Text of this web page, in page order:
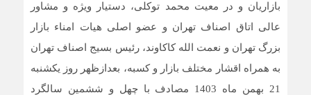
بازاریان و در معیت محمد توکلی، دستیار ویژه و مشاور
عالی اتاق اصناف تهران و عضو اصلی هیات امناء بازار
بزرگ تهران و نعمت الله کاکاوند، رئیس بسیج اصناف تهران
به همراه اقشار مختلف بازار و کسبه، بعدازظهر روز یکشنبه
21 بهمن ماه 1403 مصادف با چهل و ششمین سالگرد